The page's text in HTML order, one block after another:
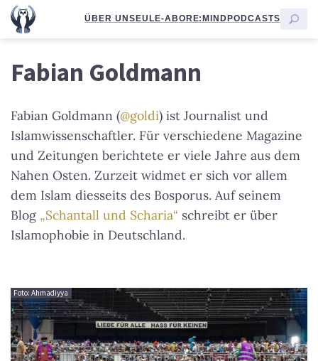
ÜBER UNSEULE-ABORE:MINDPODCASTS
Fabian Goldmann
Fabian Goldmann (@goldi) ist Journalist und
Islamwissenschaftler. Für verschiedene Magazine
und Zeitungen berichtete er viele Jahre aus dem
Nahen Osten. Zurzeit widmet er sich vor allem
dem Islam diesseits des Bosporus. Auf seinem
Blog „Schantall und Scharia“ schreibt er über
Islamophobie in Deutschland.
Foto: Ahmadiyya